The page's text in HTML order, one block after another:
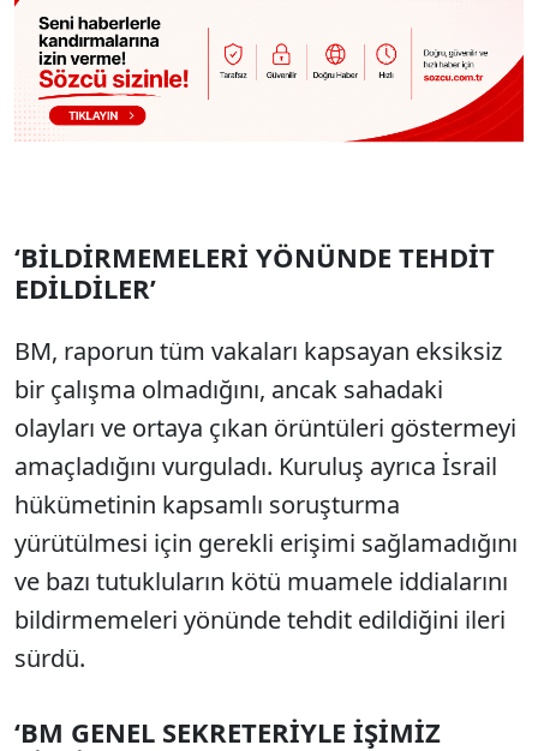
‘BİLDİRMEMELERİ YÖNÜNDE TEHDİT
EDİLDİLER’
BM, raporun tüm vakaları kapsayan eksiksiz
bir çalışma olmadığını, ancak sahadaki
olayları ve ortaya çıkan örüntüleri göstermeyi
amaçladığını vurguladı. Kuruluş ayrıca İsrail
hükümetinin kapsamlı soruşturma
yürütülmesi için gerekli erişimi sağlamadığını
ve bazı tutukluların kötü muamele iddialarını
bildirmemeleri yönünde tehdit edildiğini ileri
sürdü.
‘BM GENEL SEKRETERİYLE İŞİMİZ